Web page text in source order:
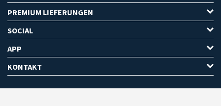
PREMIUM LIEFERUNGEN
SOCIAL
APP
KONTAKT